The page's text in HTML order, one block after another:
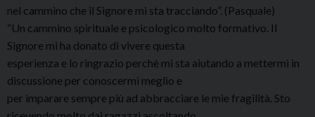
nel cammino che il Signore mi sta tracciando”. (Pasquale)
“Un cammino spirituale e psicologico molto formativo. Il
Signore mi ha donato di vivere questa
esperienza e lo ringrazio perchè mi sta aiutando a mettermi in
discussione per conoscermi meglio e
per imparare sempre più ad abbracciare le mie fragilità. Sto